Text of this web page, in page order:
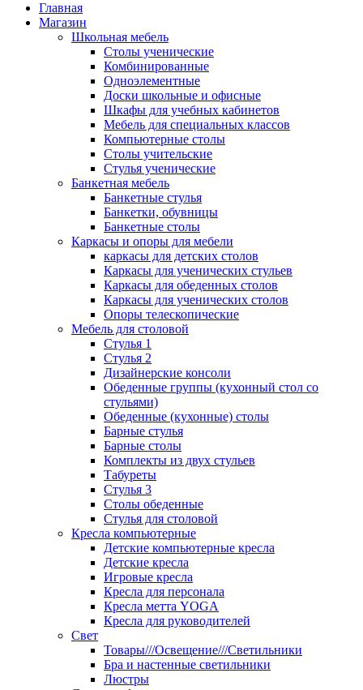
Главная
Магазин
Школьная мебель
Столы ученические
Комбинированные
Одноэлементные
Доски школьные и офисные
Шкафы для учебных кабинетов
Мебель для специальных классов
Компьютерные столы
Столы учительские
Стулья ученические
Банкетная мебель
Банкетные стулья
Банкетки, обувницы
Банкетные столы
Каркасы и опоры для мебели
каркасы для детских столов
Каркасы для ученических стульев
Каркасы для обеденных столов
Каркасы для ученических столов
Опоры телескопические
Мебель для столовой
Стулья 1
Стулья 2
Дизайнерские консоли
Обеденные группы (кухонный стол со
стульями)
Обеденные (кухонные) столы
Барные стулья
Барные столы
Комплекты из двух стульев
Табуреты
Стулья 3
Столы обеденные
Стулья для столовой
Кресла компьютерные
Детские компьютерные кресла
Детские кресла
Игровые кресла
Кресла для персонала
Кресла метта YOGA
Кресла для руководителей
Свет
Товары///Освещение///Светильники
Бра и настенные светильники
Люстры